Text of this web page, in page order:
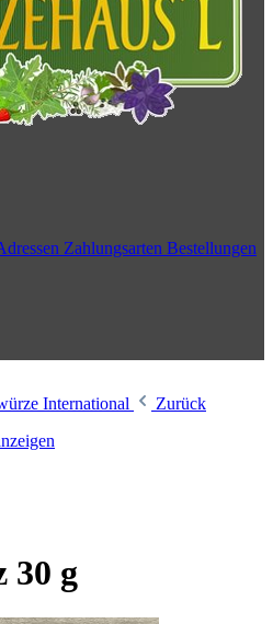
Zahlungsarten Bestellungen
International
Zurück
30 g